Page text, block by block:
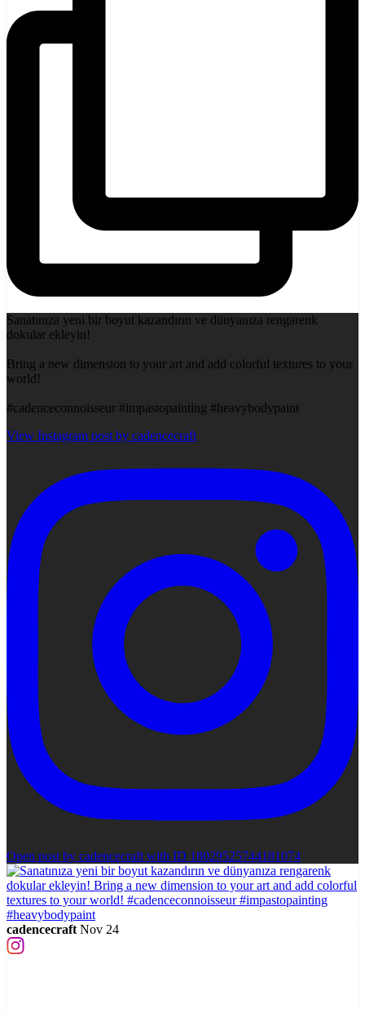
Sanatınıza yeni bir boyut kazandırın ve dünyanıza rengarenk
dokular ekleyin!
Bring a new dimension to your art and add colorful textures to your
world!
#cadenceconnoisseur #impastopainting #heavybodypaint
View Instagram post by cadencecraft
Open post by cadencecraft with ID 18029525744181074
cadencecraft Nov 24